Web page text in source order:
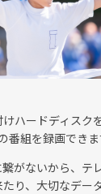
ハードディスク
番組を録画できま
がないから、テ
り、 大切なデー